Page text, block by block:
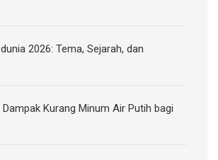
2026: Tema, Sejarah, dan
Kurang Minum Air Putih bagi